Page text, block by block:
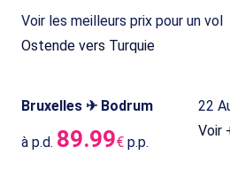
Voir les meilleurs prix pour un vol
Ostende vers Turquie
Bruxelles ✈ Bodrum 22
à p.d. 89.99€ p.p.
Voir